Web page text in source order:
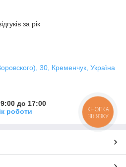
за рік
30, Кременчук, Україна
до 17:00
роботи
КНОПКА
ЗВ'ЯЗКУ